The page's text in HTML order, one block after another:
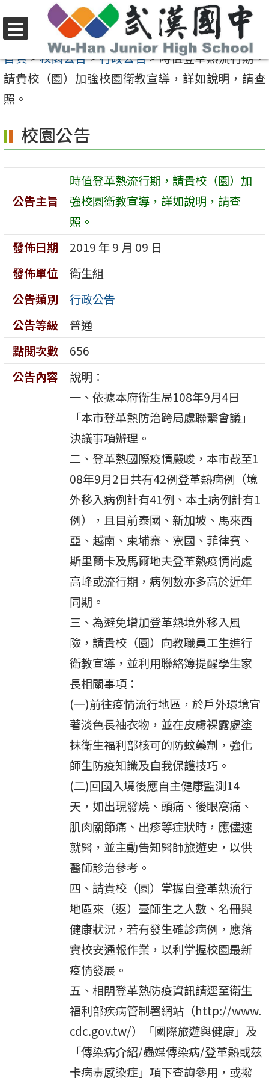
至
要
內
區
選
單
首頁>校園公告>行政公告>時值登革熱流行期，
請貴校（園）加強校園衛教宣導，詳如說明，請查
照。
校園公告
公告主旨
時值登革熱流行期，請貴校（園）加
強校園衛教宣導，詳如說明，請查
照。
發佈日期
2019 年 9 月 09 日
發佈單位
衛生組
公告類別
行政公告
公告等級
普通
點閱次數
656
公告內容
說明：
一、依據本府衛生局108年9月4日
「本市登革熱防治跨局處聯繫會議」
決議事項辦理。
二、登革熱國際疫情嚴峻，本市截至1
08年9月2日共有42例登革熱病例（境
外移入病例計有41例、本土病例計有1
例），且目前泰國、新加坡、馬來西
亞、越南、柬埔寨、寮國、菲律賓、
斯里蘭卡及馬爾地夫登革熱疫情尚處
高峰或流行期，病例數亦多高於近年
同期。
三、為避免增加登革熱境外移入風
險，請貴校（園）向教職員工生進行
衛教宣導，並利用聯絡簿提醒學生家
長相關事項：
(一)前往疫情流行地區，於戶外環境宜
著淡色長袖衣物，並在皮膚裸露處塗
抹衛生福利部核可的防蚊藥劑，強化
師生防疫知識及自我保護技巧。
(二)回國入境後應自主健康監測14
天，如出現發燒、頭痛、後眼窩痛、
肌肉關節痛、出疹等症狀時，應儘速
就醫，並主動告知醫師旅遊史，以供
醫師診治參考。
四、請貴校（園）掌握自登革熱流行
地區來（返）臺師生之人數、名冊與
健康狀況，若有發生確診病例，應落
實校安通報作業，以利掌握校園最新
疫情發展。
五、相關登革熱防疫資訊請逕至衛生
福利部疾病管制署網站（http://www.
cdc.gov.tw/）「國際旅遊與健康」及
「傳染病介紹/蟲媒傳染病/登革熱或茲
卡病毒感染症」項下查詢參用，或撥